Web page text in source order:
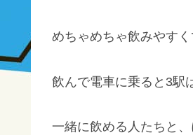
めちゃめちゃ飲みやす
飲んで電車に乗ると3駅
一緒に飲める人たちと